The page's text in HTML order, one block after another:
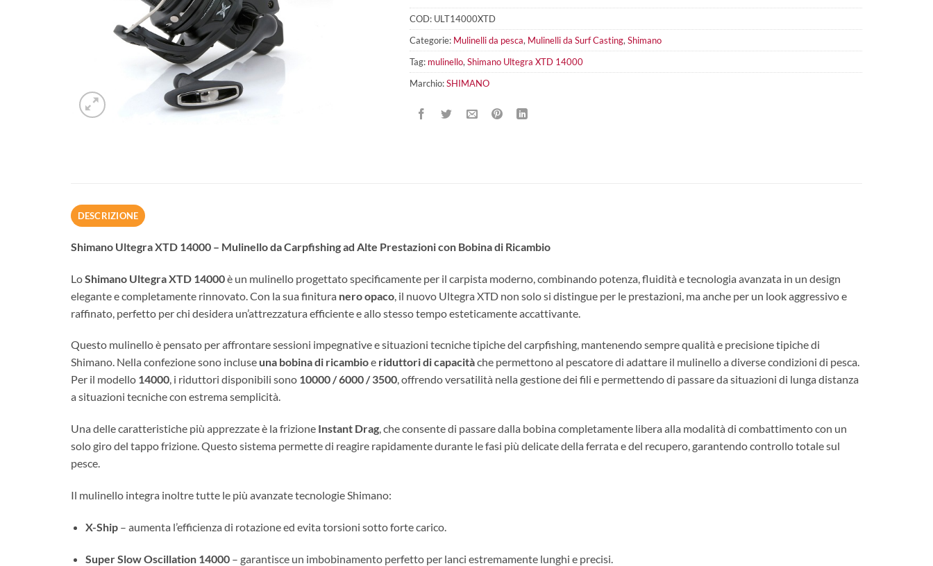
COD: ULT14000XTD
Categorie: Mulinelli da pesca, Mulinelli da Surf Casting, Shimano
Tag: mulinello, Shimano Ultegra XTD 14000
Marchio:SHIMANO
DESCRIZIONE
Shimano Ultegra XTD 14000 – Mulinello da Carpfishing ad Alte Prestazioni con Bobina di Ricambio
LoShimano Ultegra XTD 14000è un mulinello progettato specificamente per il carpista moderno, combinando potenza, fluidità e tecnologia avanzata in un design
elegante e completamente rinnovato. Con la sua finitura nero opaco , il nuovo Ultegra XTD non solo si distingue per le prestazioni, ma anche per un look aggressivo e
raffinato, perfetto per chi desidera un’attrezzatura efficiente e allo stesso tempo esteticamente accattivante.
Questo mulinello è pensato per affrontare sessioni impegnative e situazioni tecniche tipiche del carpfishing, mantenendo sempre qualità e precisione tipiche di
Shimano. Nella confezione sono incluse una bobina di ricambioe riduttori di capacitàche permettono al pescatore di adattare il mulinello a diverse condizioni di pesca.
Per il modello 14000, i riduttori disponibili sono 10000 / 6000 / 3500, offrendo versatilità nella gestione dei fili e permettendo di passare da situazioni di lunga distanza
a situazioni tecniche con estrema semplicità.
Una delle caratteristiche più apprezzate è la frizione Instant Drag, che consente di passare dalla bobina completamente libera alla modalità di combattimento con un
solo giro del tappo frizione. Questo sistema permette di reagire rapidamente durante le fasi più delicate della ferrata e del recupero, garantendo controllo totale sul
pesce.
Il mulinello integra inoltre tutte le più avanzate tecnologie Shimano:
X-Ship– aumenta l’efficienza di rotazione ed evita torsioni sotto forte carico.
Super Slow Oscillation 14000– garantisce un imbobinamento perfetto per lanci estremamente lunghi e precisi.